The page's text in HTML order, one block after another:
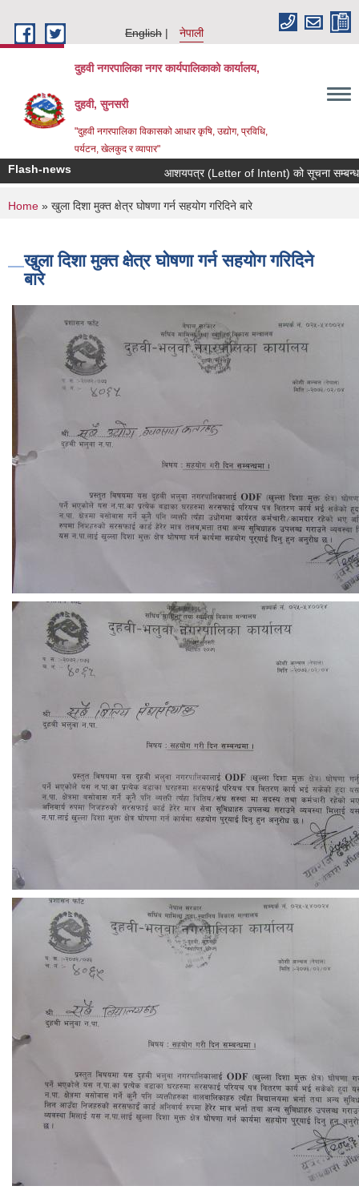
English
नेपाली
दुहवी नगरपालिका नगर कार्यपालिकाको कार्यालय,
दुहवी, सुनसरी
"दुहवी नगरपालिका विकासको आधार कृषि, उद्योग, प्रविधि,
पर्यटन, खेलकुद र व्यापार"
Flash-news आशयपत्र (Letter of Intent) को सूचना
You are here
Home » खुला दिशा मुक्त क्षेत्र घोषणा गर्न सहयोग गरिदिने बारे
खुला दिशा मुक्त क्षेत्र घोषणा गर्न सहयोग गरिदिने
बारे